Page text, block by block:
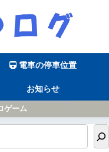
電車の停車位置
お知らせ
ゲーム